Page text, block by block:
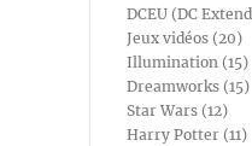
DCEU (DC
Jeux vidéos (20)
Illumination (15)
Dreamworks (15)
Star Wars (12)
Harry Potter (11)